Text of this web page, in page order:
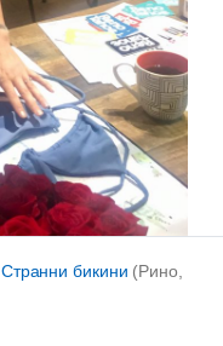
Странни бикини (Рино,